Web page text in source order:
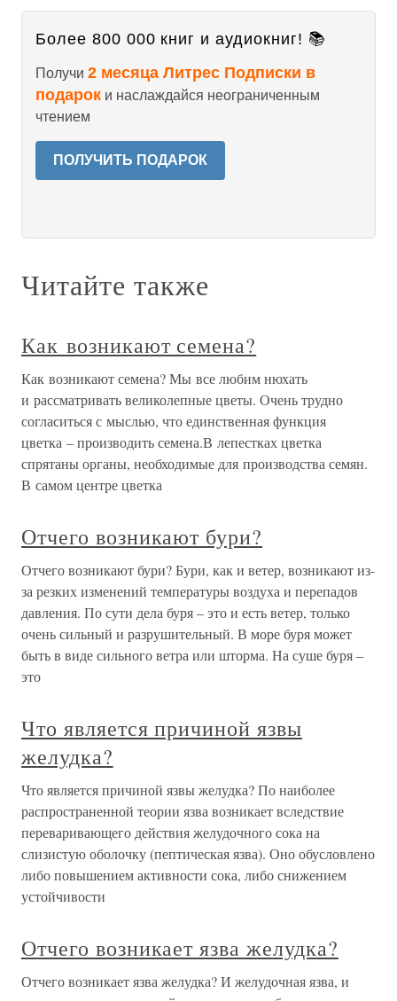
Более 800 000 книг и аудиокниг! 📚
Получи 2 месяца Литрес Подписки в
подарок и наслаждайся неограниченным
чтением
ПОЛУЧИТЬ ПОДАРОК
Читайте также
Как возникают семена?
Как возникают семена? Мы все любим нюхать
и рассматривать великолепные цветы. Очень трудно
согласиться с мыслью, что единственная функция
цветка – производить семена.В лепестках цветка
спрятаны органы, необходимые для производства семян.
В самом центре цветка
Отчего возникают бури?
Отчего возникают бури? Бури, как и ветер, возникают из-
за резких изменений температуры воздуха и перепадов
давления. По сути дела буря – это и есть ветер, только
очень сильный и разрушительный. В море буря может
быть в виде сильного ветра или шторма. На суше буря –
это
Что является причиной язвы
желудка?
Что является причиной язвы желудка? По наиболее
распространенной теории язва возникает вследствие
переваривающего действия желудочного сока на
слизистую оболочку (пептическая язва). Оно обусловлено
либо повышением активности сока, либо снижением
устойчивости
Отчего возникает язва желудка?
Отчего возникает язва желудка? И желудочная язва, и